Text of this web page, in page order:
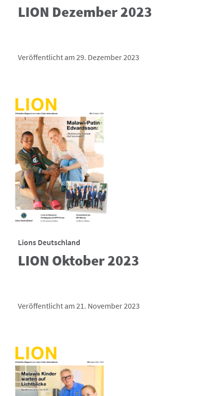
LION Dezember 2023
Veröffentlicht am 29. Dezember 2023
Lions Deutschland
LION Oktober 2023
Veröffentlicht am 21. November 2023